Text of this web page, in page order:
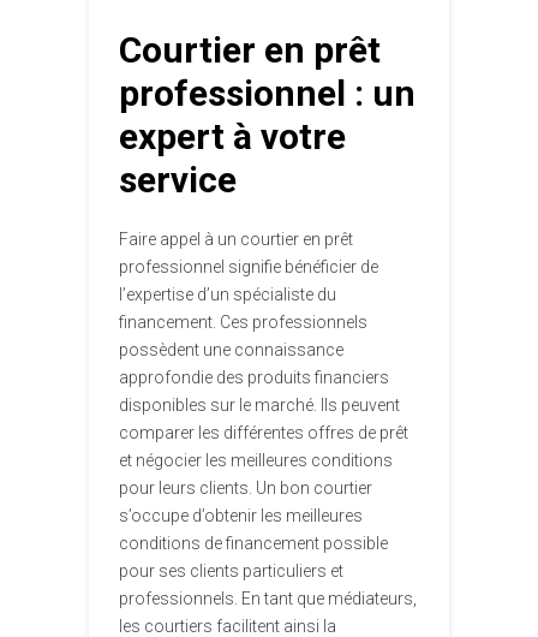
Courtier en prêt
professionnel : un
expert à votre
service
Faire appel à un courtier en prêt
professionnel signifie bénéficier de
l’expertise d’un spécialiste du
financement. Ces professionnels
possèdent une connaissance
approfondie des produits financiers
disponibles sur le marché. Ils peuvent
comparer les différentes offres de prêt
et négocier les meilleures conditions
pour leurs clients. Un bon courtier
s’occupe d’obtenir les meilleures
conditions de financement possible
pour ses clients particuliers et
professionnels. En tant que médiateurs,
les courtiers facilitent ainsi la